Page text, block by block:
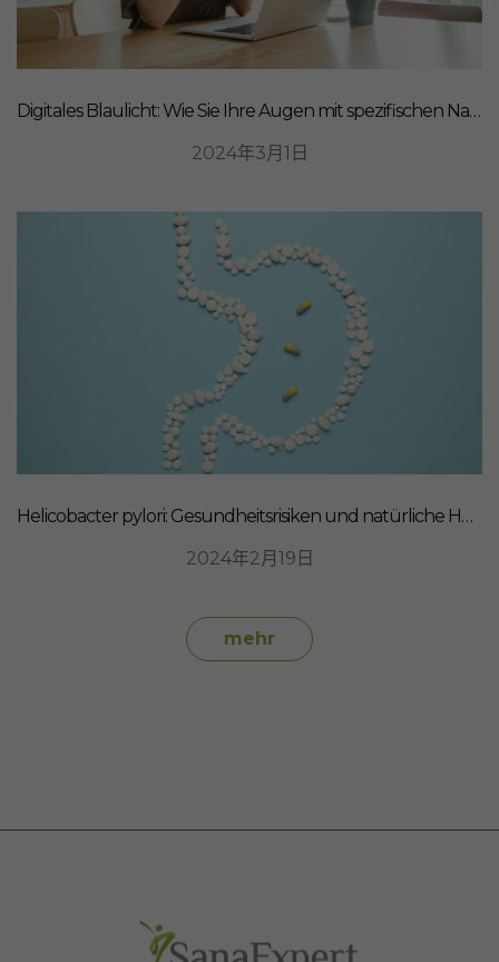
Digitales Blaulicht: Wie Sie Ihre Augen mit spezifischen Nahrungsergänzungsmitteln schützen können
2024年3月1日
Helicobacter pylori: Gesundheitsrisiken und natürliche Heilmittel
2024年2月19日
mehr